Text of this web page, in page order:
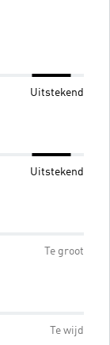
Uitstekend
Uitstekend
Te groot
Te wijd